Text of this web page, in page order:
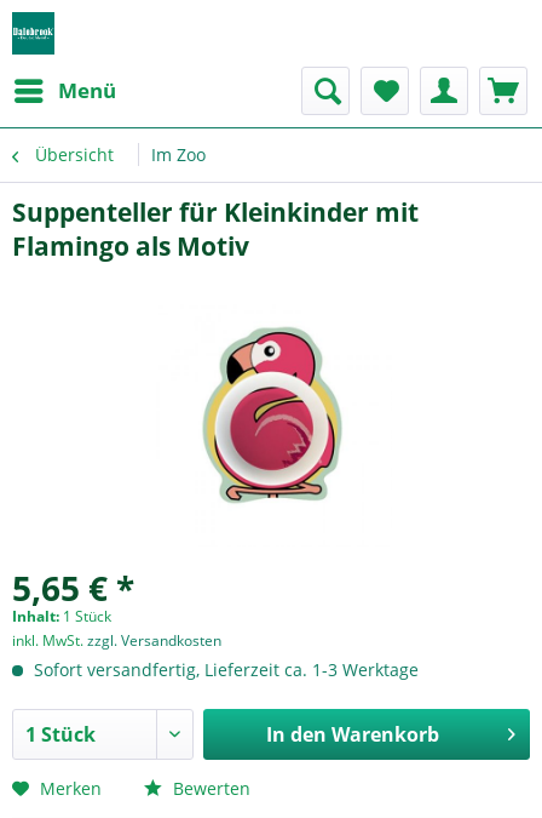
Menü
Übersicht Im Zoo
Suppenteller für Kleinkinder mit
Flamingo als Motiv
5,65 € *
Inhalt: 1 Stück
inkl. MwSt.zzgl. Versandkosten
Sofort versandfertig, Lieferzeit ca. 1-3 Werktage
In den Warenkorb
Merken Bewerten